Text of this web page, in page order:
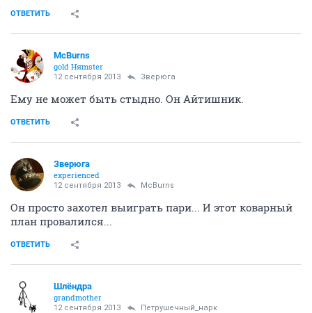
ОТВЕТИТЬ
McBurns
gold Няmster
12 сентября 2013 Зверюга
Ему не может быть стыдно. Он Айтишник.
ОТВЕТИТЬ
Зверюга
experienced
12 сентября 2013 McBurns
Он просто захотел выиграть пари... И этот коварный
план провалился...
ОТВЕТИТЬ
Шлёндра
grandmother
12 сентября 2013 Петрушечный_нарк